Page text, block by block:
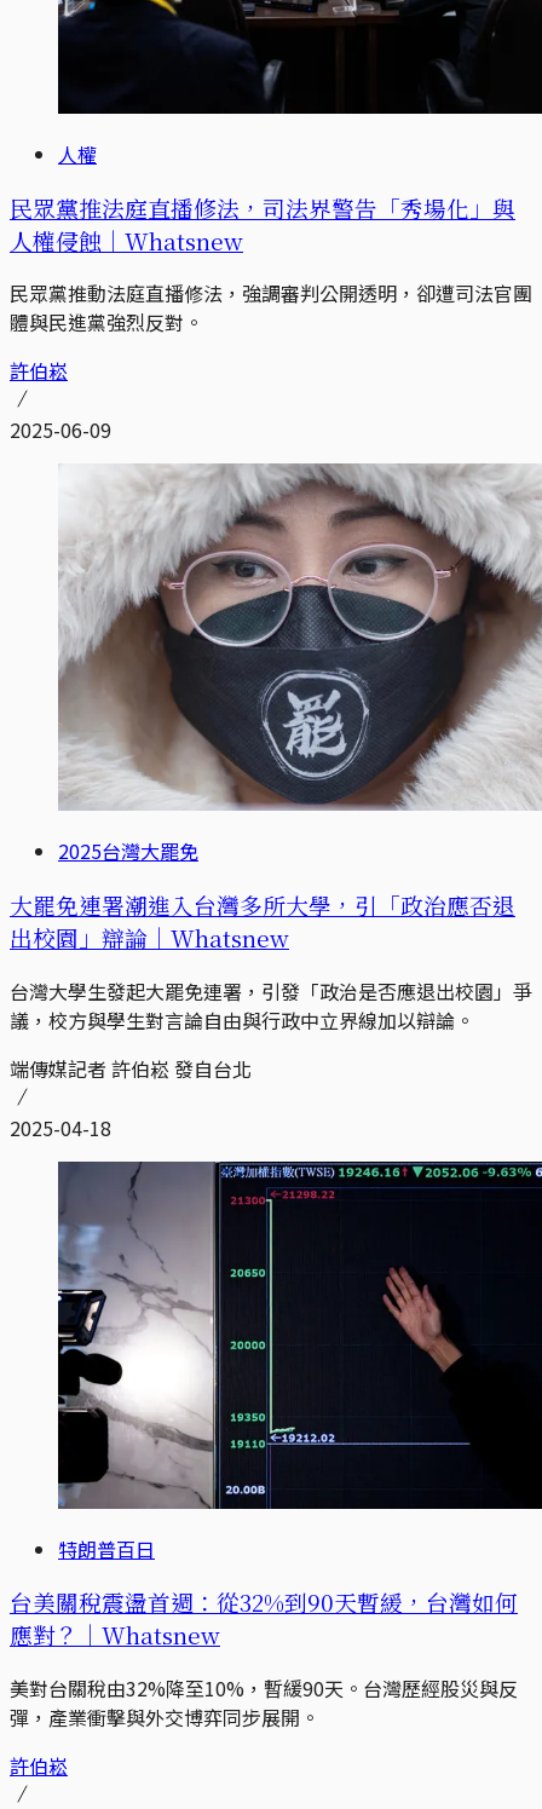
人權
民眾黨推法庭直播修法，司法界警告「秀場化」與
人權侵蝕｜Whatsnew
民眾黨推動法庭直播修法，強調審判公開透明，卻遭司法官團
體與民進黨強烈反對。
許伯崧
2025-06-09
2025台灣大罷免
大罷免連署潮進入台灣多所大學，引「政治應否退
出校園」辯論｜Whatsnew
台灣大學生發起大罷免連署，引發「政治是否應退出校園」爭
議，校方與學生對言論自由與行政中立界線加以辯論。
端傳媒記者 許伯崧 發自台北
2025-04-18
特朗普百日
台美關稅震盪首週：從32%到90天暫緩，台灣如何
應對？｜Whatsnew
美對台關稅由32%降至10%，暫緩90天。台灣歷經股災與反
彈，產業衝擊與外交博弈同步展開。
許伯崧